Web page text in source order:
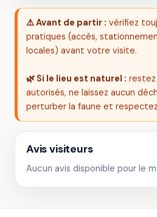
⚠️ Avant de partir : vérifiez
pratiques (accès,
locales) avant votre visite.
🌿 Si le lieu est naturel : restez
autorisés, ne laissez aucun
perturber la faune et
Avis visiteurs
Aucun avis disponible pour le